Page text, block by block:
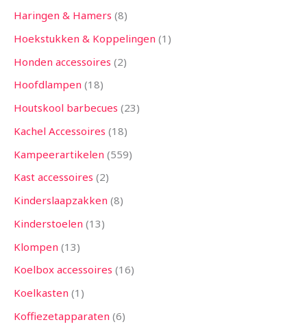
Haringen & Hamers 8
Hoekstukken & Koppelingen 1
Honden accessoires 2
Hoofdlampen 18
Houtskool barbecues 23
Kachel Accessoires 18
Kampeerartikelen 559
Kast accessoires 2
Kinderslaapzakken 8
Kinderstoelen 13
Klompen 13
Koelbox accessoires 16
Koelkasten 1
Koffiezetapparaten 6